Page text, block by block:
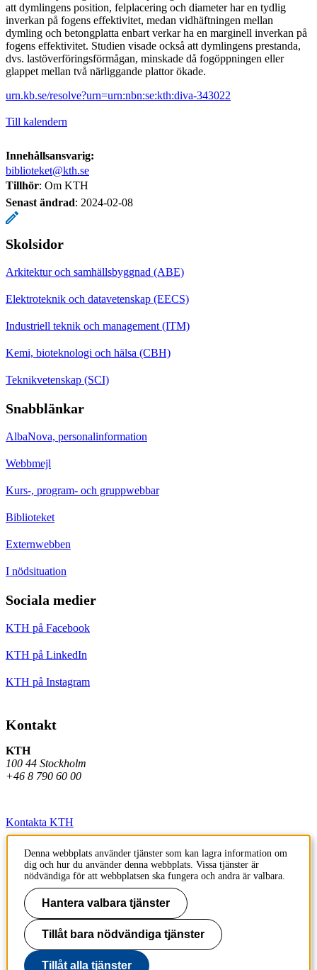
att dymlingens position, felplacering och diameter har en tydlig
inverkan på fogens effektivitet, medan vidhäftningen mellan
dymling och betongplatta enbart verkar ha en marginell inverkan på
fogens effektivitet. Studien visade också att dymlingens prestanda,
dvs. lastöverföringsförmågan, minskade då fogöppningen eller
glappet mellan två närliggande plattor ökade.
urn.kb.se/resolve?urn=urn:nbn:se:kth:diva-343022
Till kalendern
Innehållsansvarig:
biblioteket@kth.se
Tillhör: Om KTH
Senast ändrad: 2024-02-08
Skolsidor
Arkitektur och samhällsbyggnad (ABE)
Elektroteknik och datavetenskap (EECS)
Industriell teknik och management (ITM)
Kemi, bioteknologi och hälsa (CBH)
Teknikvetenskap (SCI)
Snabblänkar
AlbaNova, personalinformation
Webbmejl
Kurs-, program- och gruppwebbar
Biblioteket
Externwebben
I nödsituation
Sociala medier
KTH på Facebook
KTH på LinkedIn
KTH på Instagram
Kontakt
KTH
100 44 Stockholm
+46 8 790 60 00
Kontakta KTH
Jobba på KTH
Press och media
Faktura och betalning KTH
Om KTH:s webbplatser
Tillgänglighetsredogörelse
Denna webbplats använder tjänster som kan lagra information om
dig och hur du använder denna webbplats. Vissa tjänster är
nödvändiga för att webbplatsen ska fungera och andra är valbara.
Hantera valbara tjänster
Tillåt bara nödvändiga tjänster
Tillåt alla tjänster